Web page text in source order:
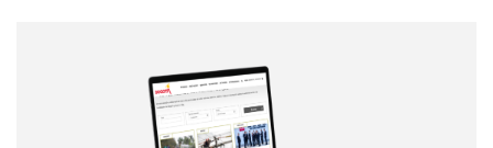
Correo electrónico